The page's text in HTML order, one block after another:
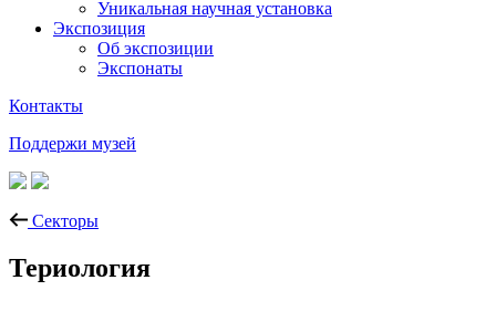
Уникальная научная установка
Экспозиция
Об экспозиции
Экспонаты
Контакты
Поддержи музей
Секторы
Териология